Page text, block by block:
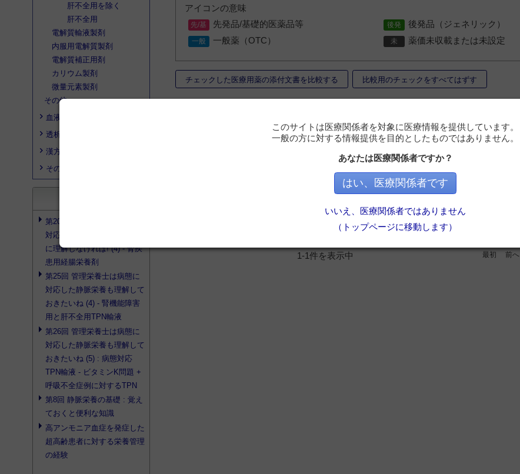
肝不全用を除く
肝不全用
電解質輸液製剤
内服用電解質製剤
電解質補正用剤
カリウム製剤
微量元素製剤
その他
血液製剤・血液作用薬
透析
漢方薬
その他
第20回 管理栄養士は病態に
対応した経腸栄養剤を理論的
に理解しなければ! (4) - 腎疾
患用経腸栄養剤
第25回 管理栄養士は病態に
対応した静脈栄養も理解して
おきたいね (4) - 腎機能障害
用と 肝不全用TPN輸液
第26回 管理栄養士は病態に
対応した静脈栄養も理解して
おきたいね (5) : 病態対応
TPN輸液 - ビタミンK問題 +
呼吸不全症例に対するTPN
第8回 静脈栄養の基礎 : 覚え
ておくと便利な知識
高アンモニア血症を発症した
超高齢患者に対する栄養管理
の経験
アイコンの意味
先発品/基礎的医薬品等
後発品（ジェネリック）
一般薬（OTC）
薬価未収載または未設定
チェックした医療用薬の添付文書を比較する 比較用のチェックをすべてはずす
▼比較する添付文書の項目を選択できます。
相互作用
副作用
注意 - 妊産婦等
注意 - 乳小児等
主要文献
1-1件を表示中 最初 前へ
このサイトは医療関係者を対象に医療情報を提供しています。
一般の方に対する情報提供を目的としたものではありません。
あなたは医療関係者ですか？
はい、医療関係者です
いいえ、医療関係者ではありません
（トップページに移動します）